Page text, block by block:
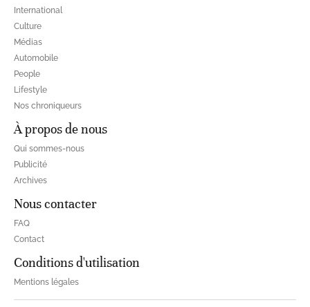
International
Culture
Médias
Automobile
People
Lifestyle
Nos chroniqueurs
À propos de nous
Qui sommes-nous
Publicité
Archives
Nous contacter
FAQ
Contact
Conditions d'utilisation
Mentions légales